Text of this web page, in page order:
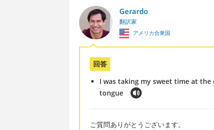
Gerardo
翻訳家
アメリカ合衆国
回答
I was taking my sweet time at
tongue
ご質問ありがとうございます。